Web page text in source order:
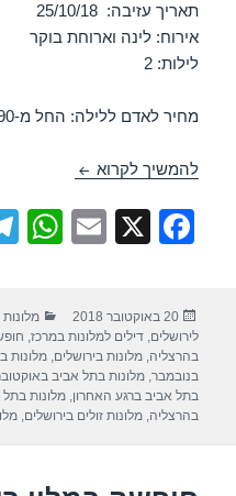
תאריך עזיבה: 25/10/18
אירוח: לינה וארוחת בוקר
לילות: 2
מחיר לאדם ללילה: החל מ-₪990
להמשיך לקרוא חופשה במלון
F
e
b
o
X
E
s
A
p
פורסם
בתאריך
20 באוקטובר 2018
לירושלים,דילים למלונות במרכז,
בהרצליה,מלונות בירושלים,מלונות
בנובמבר,מלונות בתל אביב
בתל אביב ברגע האחרון,מלונות
בהרצליה,מלונות זולים בירושלים,